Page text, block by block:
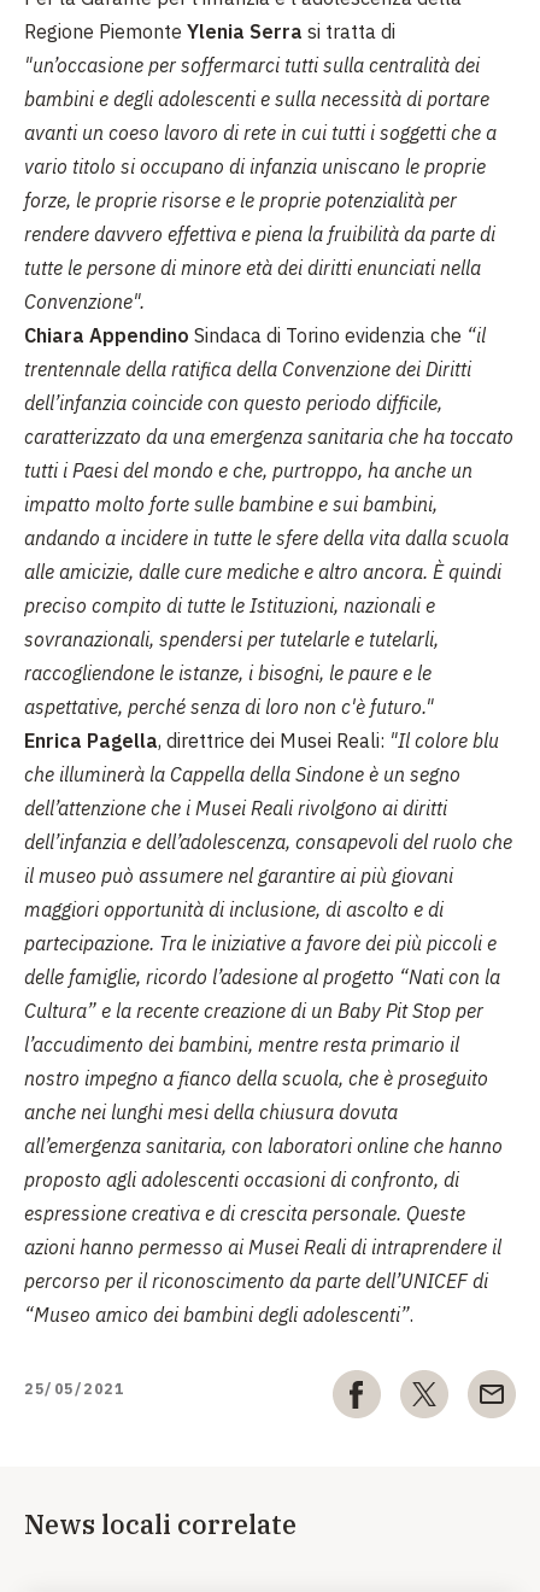
Regione Piemonte Ylenia Serra si tratta di
"un’occasione per soffermarci tutti sulla centralità dei
bambini e degli adolescenti e sulla necessità di portare
avanti un coeso lavoro di rete in cui tutti i soggetti che a
vario titolo si occupano di infanzia uniscano le proprie
forze, le proprie risorse e le proprie potenzialità per
rendere davvero effettiva e piena la fruibilità da parte di
tutte le persone di minore età dei diritti enunciati nella
Convenzione".
Chiara Appendino Sindaca di Torino evidenzia che “il
trentennale della ratifica della Convenzione dei Diritti
dell’infanzia coincide con questo periodo difficile,
caratterizzato da una emergenza sanitaria che ha toccato
tutti i Paesi del mondo e che, purtroppo, ha anche un
impatto molto forte sulle bambine e sui bambini,
andando a incidere in tutte le sfere della vita dalla scuola
alle amicizie, dalle cure mediche e altro ancora. È quindi
preciso compito di tutte le Istituzioni, nazionali e
sovranazionali, spendersi per tutelarle e tutelarli,
raccogliendone le istanze, i bisogni, le paure e le
aspettative, perché senza di loro non c'è futuro."
Enrica Pagella, direttrice dei Musei Reali: "Il colore blu
che illuminerà la Cappella della Sindone è un segno
dell’attenzione che i Musei Reali rivolgono ai diritti
dell’infanzia e dell’adolescenza, consapevoli del ruolo che
il museo può assumere nel garantire ai più giovani
maggiori opportunità di inclusione, di ascolto e di
partecipazione. Tra le iniziative a favore dei più piccoli e
delle famiglie, ricordo l’adesione al progetto “Nati con la
Cultura” e la recente creazione di un Baby Pit Stop per
l’accudimento dei bambini, mentre resta primario il
nostro impegno a fianco della scuola, che è proseguito
anche nei lunghi mesi della chiusura dovuta
all’emergenza sanitaria, con laboratori online che hanno
proposto agli adolescenti occasioni di confronto, di
espressione creativa e di crescita personale. Queste
azioni hanno permesso ai Musei Reali di intraprendere il
percorso per il riconoscimento da parte dell’UNICEF di
“Museo amico dei bambini degli adolescenti”.
25/05/2021
News locali correlate